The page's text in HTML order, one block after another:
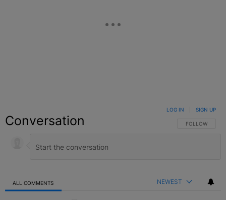
Conversation FOLLOW THIS
FOLLOW
LOG IN SIGN UP
ALL COMMENTS NEWEST